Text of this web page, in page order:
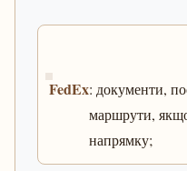
FedEx: документи,
маршрути,
напрямку;